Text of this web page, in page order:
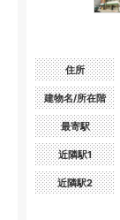
住所
建物名/所在階
最寄駅
近隣駅1
近隣駅2